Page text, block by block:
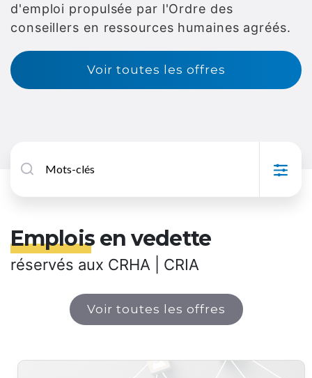
d'emploi propulsée par l'Ordre des
conseillers en ressources humaines agréés.
Voir toutes les offres
Emplois en vedette
réservés aux CRHA | CRIA
Voir toutes les offres